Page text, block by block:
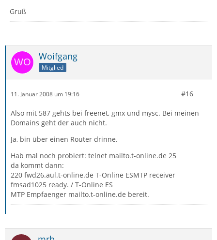
Gruß
Woifgang
Mitglied
11. Januar 2008 um 19:16 #16
Also mit 587 gehts bei freenet, gmx und mysc. Bei meinen
Domains geht der auch nicht.
Ja, bin über einen Router drinne.
Hab mal noch probiert: telnet mailto.t-online.de 25
da kommt dann:
220 fwd26.aul.t-online.de T-Online ESMTP receiver
fmsad1025 ready. / T-Online ES
MTP Empfaenger mailto.t-online.de bereit.